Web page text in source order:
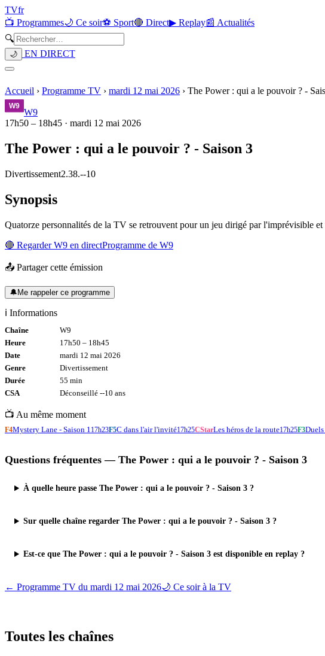
TVfr
📺 Programmes🌙 Ce soir⚽ Sport🔴 Direct▶ Replay📰 Actualités
🔍
🌙 EN DIRECT
Accueil › Programme TV › mardi 12 mai 2026 › The Power : qui a le pouvoir ? -
W9
17h50 – 18h45 · mardi 12 mai 2026
The Power : qui a le pouvoir ? - Saison 3
Divertissement2.38.--10
Synopsis
Quatorze personnalités de la TV se retrouvent pour un jeu dirigé par l'imprévisible
🔴 RegarderW9 en directProgramme de W9
📤 Partager cette émission
🔔Me rappeler ce programme
ℹ️ Informations
Chaîne
W9
Heure
17h50 – 18h45
Date
mardi 12 mai 2026
Genre
Divertissement
Durée
55 min
CSA
Déconseillé --10 ans
📺 Au même moment
F4Mystery Lane - Saison 117h23F5C dans l'air l'invité17h25CStarLes héros de la route17h25F3
Questions fréquentes — The Power : qui a le pouvoir ? - Saison 3
À quelle heure passe The Power : qui a le pouvoir ? - Saison 3 ?
Sur quelle chaîne regarder The Power : qui a le pouvoir ? - Saison 3 ?
Est-ce que The Power : qui a le pouvoir ? - Saison 3 est disponible en replay ?
← Programme TV du mardi 12 mai 2026🌙 Ce soir à la TV
Toutes les chaînes